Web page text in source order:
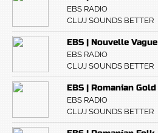
EBS RADIO
CLUJ SOUNDS BETTER
EBS | Nouvelle Vague
EBS RADIO
CLUJ SOUNDS BETTER
EBS | Romanian Gold
EBS RADIO
CLUJ SOUNDS BETTER